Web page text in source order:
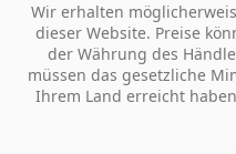
Wir erhalten
dieser Website. Preise
der Währung des
müssen das gesetzliche
Ihrem Land erreicht